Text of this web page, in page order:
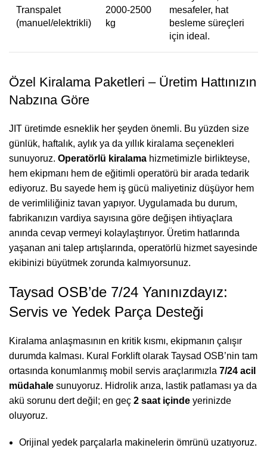
Transpalet
(manuel/elektrikli)
2000-2500
kg
mesafeler, hat
besleme süreçleri
için ideal.
Özel Kiralama Paketleri – Üretim Hattınızın
Nabzına Göre
JIT üretimde esneklik her şeyden önemli. Bu yüzden size
günlük, haftalık, aylık ya da yıllık kiralama seçenekleri
sunuyoruz. Operatörlü kiralama hizmetimizle birlikteyse,
hem ekipmanı hem de eğitimli operatörü bir arada tedarik
ediyoruz. Bu sayede hem iş gücü maliyetiniz düşüyor hem
de verimliliğiniz tavan yapıyor. Uygulamada bu durum,
fabrikanızın vardiya sayısına göre değişen ihtiyaçlara
anında cevap vermeyi kolaylaştırıyor. Üretim hatlarında
yaşanan ani talep artışlarında, operatörlü hizmet sayesinde
ekibinizi büyütmek zorunda kalmıyorsunuz.
Taysad OSB’de 7/24 Yanınızdayız:
Servis ve Yedek Parça Desteği
Kiralama anlaşmasının en kritik kısmı, ekipmanın çalışır
durumda kalması. Kural Forklift olarak Taysad OSB’nin tam
ortasında konumlanmış mobil servis araçlarımızla 7/24 acil
müdahale sunuyoruz. Hidrolik arıza, lastik patlaması ya da
akü sorunu dert değil; en geç 2 saat içinde yerinizde
oluyoruz.
Orijinal yedek parçalarla makinelerin ömrünü uzatıyoruz.